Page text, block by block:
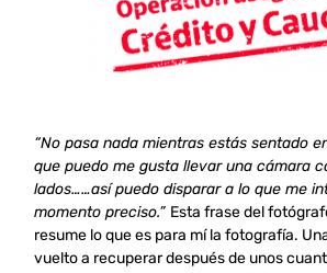
“No pasa nada mientras estás sentado
que puedo me gusta llevar una cámara
lados……así puedo disparar a lo que me
momento preciso.” Esta frase del
resume lo que es para mí la fotografía.
vuelto a recuperar después de unos